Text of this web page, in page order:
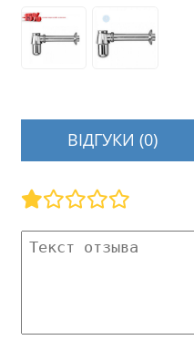
ВІДГУКИ (0)